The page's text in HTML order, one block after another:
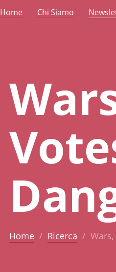
Home Chi Siamo
Home Ricerca